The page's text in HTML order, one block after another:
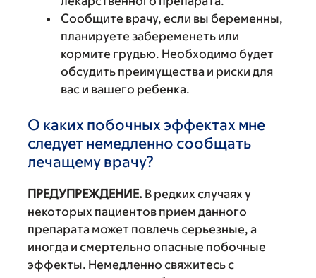
Сообщите врачу, если вы беременны,
планируете забеременеть или
кормите грудью. Необходимо будет
обсудить преимущества и риски для
вас и вашего ребенка.
О каких побочных эффектах мне
следует немедленно сообщать
лечащему врачу?
ПРЕДУПРЕЖДЕНИЕ. В редких случаях у
некоторых пациентов прием данного
препарата может повлечь серьезные, а
иногда и смертельно опасные побочные
эффекты. Немедленно свяжитесь с